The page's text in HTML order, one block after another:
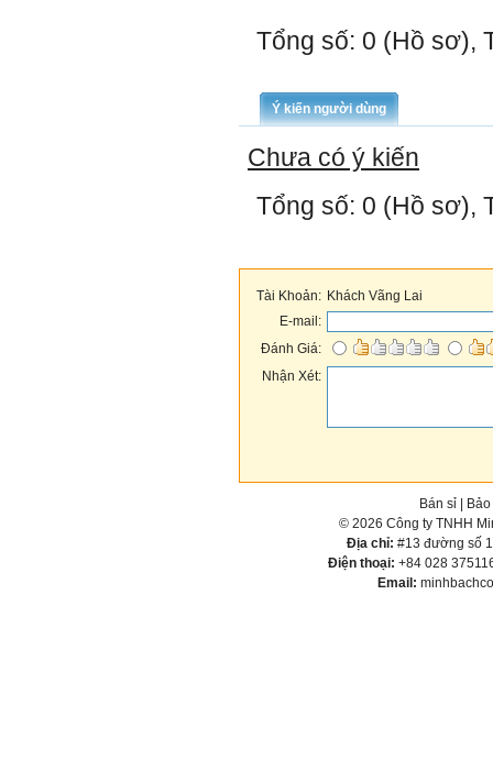
Tổng số: 0 (Hồ sơ),
Ý kiến người dùng
Chưa có ý kiến
Tổng số: 0 (Hồ sơ),
Tài Khoản: Khách Vãng Lai
E-mail:
Đánh Giá:
Nhận Xét:
Bán sỉ
© 2026 Công ty TNHH
Địa chỉ: #13 đường số
Điện thoại: +84 028
Email: